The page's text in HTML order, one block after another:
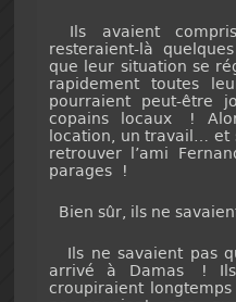
Ils avaient
resteraient-là
que leur situation se
rapidement toutes
pourraient peut-être
copains locaux !
location, un travail… et
retrouver l’ami
parages !
Bien sûr, ils ne
Ils ne savaient pas
arrivé à Damas ! Ils
croupiraient